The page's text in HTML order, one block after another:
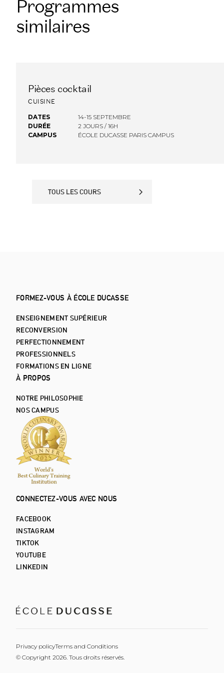
Programmes
similaires
FINANCEMENT OPCO
Pièces cocktail
CUISINE
DATES
14-15 SEPTEMBRE
DURÉE
2 JOURS / 16H
CAMPUS
ÉCOLE DUCASSE PARIS CAMPUS
TOUS LES COURS
FORMEZ-VOUS À ÉCOLE DUCASSE
ENSEIGNEMENT SUPÉRIEUR
RECONVERSION
PERFECTIONNEMENT
PROFESSIONNELS
FORMATIONS EN LIGNE
À PROPOS
NOTRE PHILOSOPHIE
NOS CAMPUS
CONNECTEZ-VOUS AVEC NOUS
FACEBOOK
INSTAGRAM
TIKTOK
YOUTUBE
LINKEDIN
Privacy policyTerms and Conditions
© Copyright 2026. Tous droits réservés.